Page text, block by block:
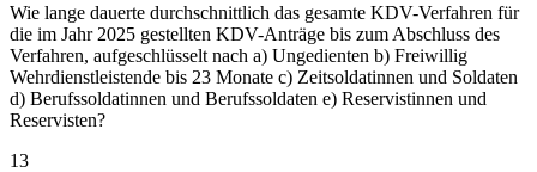
Wie lange dauerte durchschnittlich das gesamte KDV-Verfahren für
die im Jahr 2025 gestellten KDV-Anträge bis zum Abschluss des
Verfahren, aufgeschlüsselt nach a) Ungedienten b) Freiwillig
Wehrdienstleistende bis 23 Monate c) Zeitsoldatinnen und Soldaten
d) Berufssoldatinnen und Berufssoldaten e) Reservistinnen und
Reservisten?
13